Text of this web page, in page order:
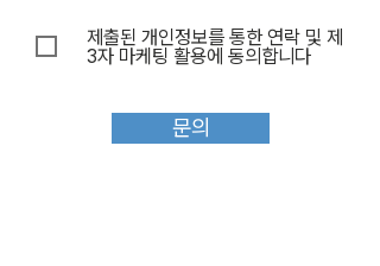
제출된 개인정보를 통한 연락 및 제
3자 마케팅 활용에 동의합니다
문의